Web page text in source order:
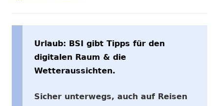
Urlaub: BSI gibt Tipps für den
digitalen Raum & die
Wetteraussichten.
Sicher unterwegs, auch auf Reisen